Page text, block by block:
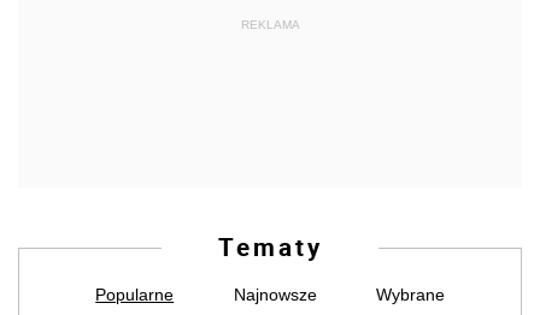
REKLAMA
Tematy
Popularne Najnowsze Wybrane